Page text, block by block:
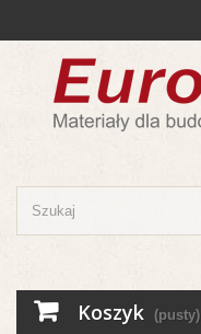
Koszyk (pusty)